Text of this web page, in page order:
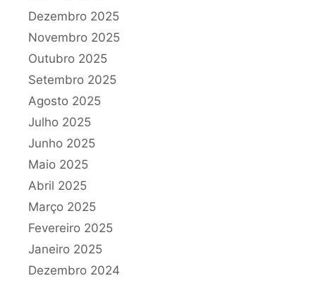
Dezembro 2025
Novembro 2025
Outubro 2025
Setembro 2025
Agosto 2025
Julho 2025
Junho 2025
Maio 2025
Abril 2025
Março 2025
Fevereiro 2025
Janeiro 2025
Dezembro 2024